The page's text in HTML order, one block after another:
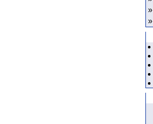
»
»